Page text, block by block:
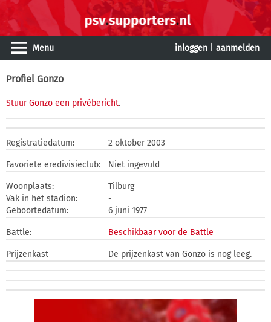
Menu inloggen aanmelden
Profiel Gonzo
Stuur Gonzo een privébericht.
Registratiedatum: 2 oktober 2003
Favoriete eredivisieclub: Niet ingevuld
Woonplaats:
Tilburg
Vak in het stadion:
-
Geboortedatum:
6 juni 1977
Battle: Beschikbaar voor de Battle
Prijzenkast De prijzenkast van Gonzo is nog leeg.